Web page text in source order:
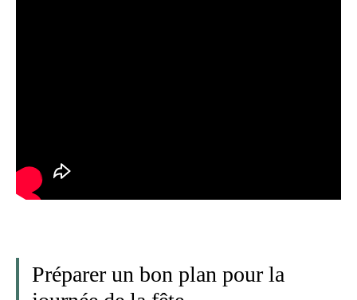
Préparer un bon plan pour la